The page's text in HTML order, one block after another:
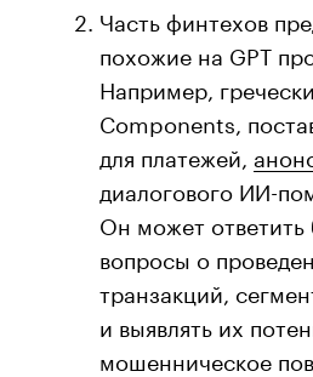
Часть финтехов
похожие на GPT
Например,
Components,
для платежей,
диалогового ИИ-
Он может ответить
вопросы о
транзакций,
и выявлять их
мошенническое